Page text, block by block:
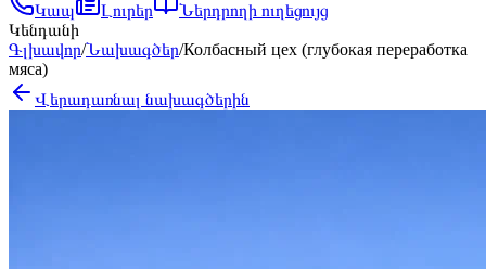
Կապ Լուրեր
Ներդրողի ուղեցույց
Կենդանի
Գլխավոր/Նախագծեր/Колбасный цех (глубокая переработка
мяса)
Վերադառնալ նախագծերին